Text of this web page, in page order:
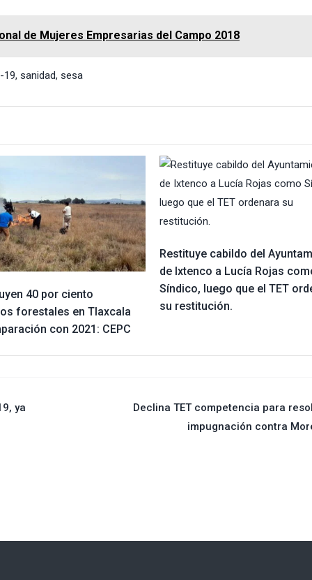
de Mujeres Empresarias del Campo 2018
19, sanidad, sesa
40 por ciento
forestales en Tlaxcala
con 2021: CEPC
Restituye cabildo del
de Ixtenco a Lucía Rojas
Síndico, luego que el TET
su restitución.
ya
Declina TET competencia para
impugnación contra